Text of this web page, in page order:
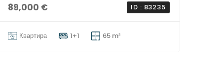
89,000 € ID : 83235
Квартира 1+1 65 m²